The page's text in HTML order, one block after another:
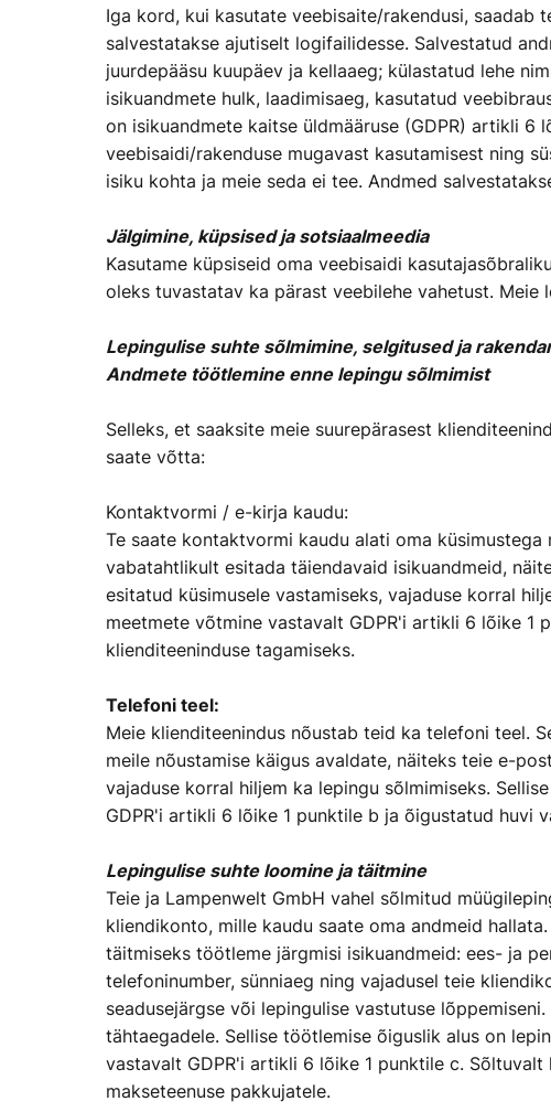
Iga kord, kui kasutate veebisaite/rakendusi, saadab
salvestatakse ajutiselt logifailidesse. Salvestatud
juurdepääsu kuupäev ja kellaaeg; külastatud lehe
isikuandmete hulk, laadimisaeg, kasutatud
on isikuandmete kaitse üldmääruse (GDPR) artikli 6
veebisaidi/rakenduse mugavast kasutamisest ning
isiku kohta ja meie seda ei tee. Andmed
Jälgimine, küpsised ja sotsiaalmeedia
Kasutame küpsiseid oma veebisaidi
oleks tuvastatav ka pärast veebilehe vahetust.
Lepingulise suhte sõlmimine, selgitused ja
Andmete töötlemine enne lepingu sõlmimist
Selleks, et saaksite meie suurepärasest
saate võtta:
Kontaktvormi / e-kirja kaudu:
Te saate kontaktvormi kaudu alati oma
vabatahtlikult esitada täiendavaid isikuandmeid,
esitatud küsimusele vastamiseks, vajaduse korral
meetmete võtmine vastavalt GDPR'i artikli 6 lõike
klienditeeninduse tagamiseks.
Telefoni teel:
Meie klienditeenindus nõustab teid ka telefoni teel.
meile nõustamise käigus avaldate, näiteks teie e-
vajaduse korral hiljem ka lepingu sõlmimiseks.
GDPR'i artikli 6 lõike 1 punktile b ja õigustatud huvi
Lepingulise suhte loomine ja täitmine
Teie ja Lampenwelt GmbH vahel sõlmitud
kliendikonto, mille kaudu saate oma andmeid
täitmiseks töötleme järgmisi isikuandmeid: ees- ja
telefoninumber, sünniaeg ning vajadusel teie
seadusejärgse või lepingulise vastutuse
tähtaegadele. Sellise töötlemise õiguslik alus on
vastavalt GDPR'i artikli 6 lõike 1 punktile c.
makseteenuse pakkujatele.